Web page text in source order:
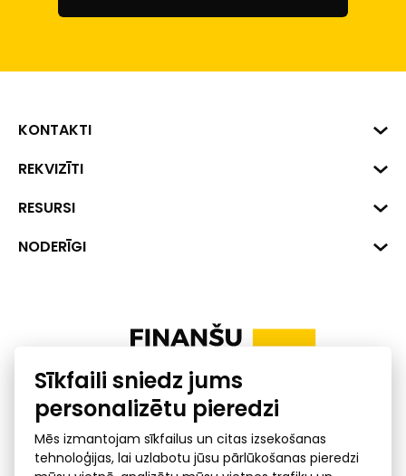
KONTAKTI
Biznesa centrs "VERDE" Roberta
1045
+371 287 18175
REKVIZĪTI
Reģ. Nr. 40008002175
Banka: SEB Banka
RESURSI
Dati
Uzņēmumu kredītspējas kalkulators
NODERĪGI
Ombuds
Sīkfaili sniedz jums
personalizētu pieredzi
Mēs izmantojam sīkfailus un citas izsekošanas
tehnoloģijas, lai uzlabotu jūsu pārlūkošanas pieredzi